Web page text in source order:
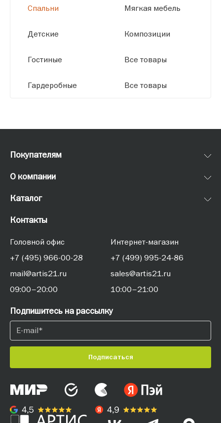
Спальни
Детские
Гостиные
Гардеробные
Мягкая мебель
Композиции
Все товары
Все товары
Покупателям
О компании
Каталог
Контакты
Головной офис
+7 (495) 966-00-28
mail@artis21.ru
09:00–20:00
Интернет-магазин
+7 (499) 995-24-86
sales@artis21.ru
10:00–21:00
Подпишитесь на рассылку
Подписаться